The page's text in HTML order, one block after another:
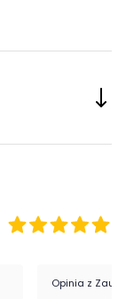
Opinia z